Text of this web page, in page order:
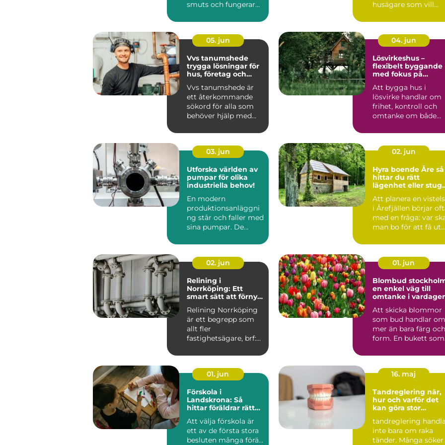
smuts och fungerar
Sup...
husägare som vill
mot fukt, mö...
05. jun
Vvs tanumshede
trygga lösningar för
hus, företag och
Vvs tanumshede är
ett återkommande
sökord för alla som
behöver hjälp med
sanitet i...
04. jun
Lösvirkeshus –
flexibelt byggande
med fokus på
Att bygga hus i
lösvirke handlar om
frihet, kontroll och
omtanke om både
03. jun
Utforska världen av
pumpar för olika
industriella behov!
En modern
produktionsanläggni
ng står och faller med
sina pumpar. De
02. jun
Hyra boende Åre så
hittar du rätt
lägenhet eller
Att planera en
i Årefjällen börjar
med en fråga: var
man bo för att få ut
02. jun
Relining i
Norrköping: Ett
smart sätt att förnya
Relining Norrköping
är ett begrepp som
allt fler
fastighetsägare, brf:er
01. jun
Blombud
en enkel väg till
omtanke i
Att skicka blommor
som bud handlar om
mer än bara färg och
form. En bukett som
dör...
01. jun
Förskola i
Landskrona: Så
hittar föräldrar rätt
Att välja förskola är
ett av de första stora
besluten många förä...
16. maj
Tandreglering när,
hur och varför det
kan göra stor
tandreglering
inte bara om raka
tänder. Många söker